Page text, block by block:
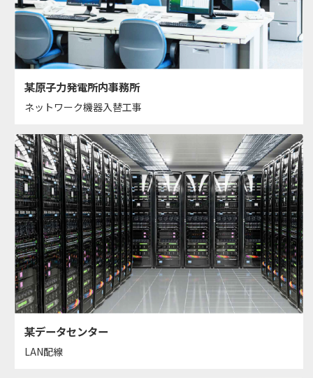
某原子力発電所内事務所
ネットワーク機器入替工事
某データセンター
LAN配線